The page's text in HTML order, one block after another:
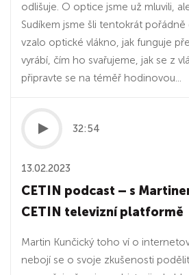
odlišuje. O optice jsme už mluvili,
Sudíkem jsme šli tentokrát
vzalo optické vlákno, jak funguje
vyrábí, čím ho svařujeme, jak se z
připravte se na téměř hodinovou...
32:54
13.02.2023
CETIN podcast – s
CETIN televizní platformě
Martin Kunčický toho ví o
nebojí se o svoje zkušenosti